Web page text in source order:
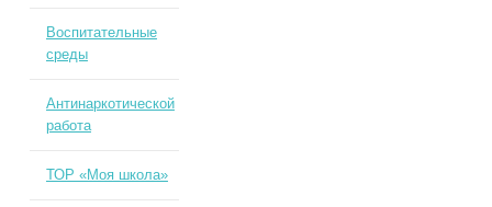
Воспитательные
среды
Антинаркотической
работа
ТОР «Моя школа»